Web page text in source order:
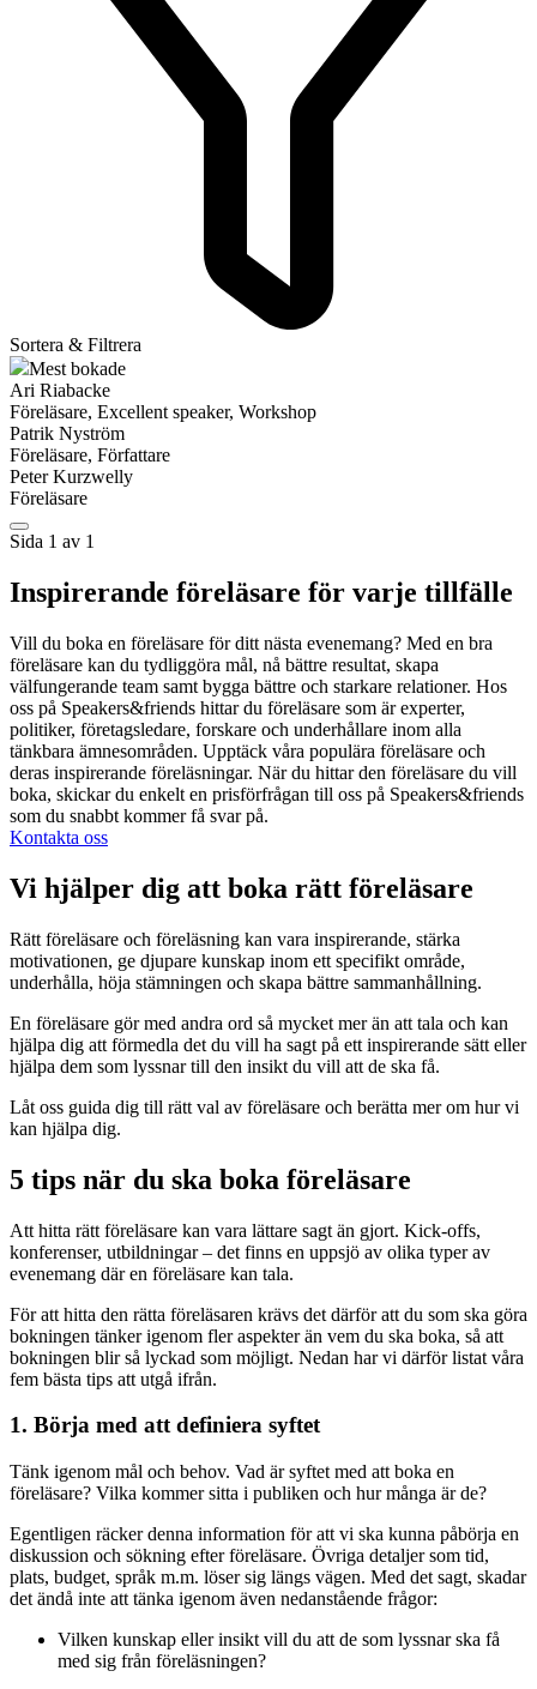
Sortera & Filtrera
Mest bokade
Ari Riabacke
Föreläsare, Excellent speaker, Workshop
Patrik Nyström
Föreläsare, Författare
Peter Kurzwelly
Föreläsare
Sida 1 av 1
Inspirerande föreläsare för varje tillfälle
Vill du boka en föreläsare för ditt nästa evenemang? Med en bra
föreläsare kan du tydliggöra mål, nå bättre resultat, skapa
välfungerande team samt bygga bättre och starkare relationer. Hos
oss på Speakers&friends hittar du föreläsare som är experter,
politiker, företagsledare, forskare och underhållare inom alla
tänkbara ämnesområden. Upptäck våra populära föreläsare och
deras inspirerande föreläsningar. När du hittar den föreläsare du vill
boka, skickar du enkelt en prisförfrågan till oss på Speakers&friends
som du snabbt kommer få svar på.
Kontakta oss
Vi hjälper dig att boka rätt föreläsare
Rätt föreläsare och föreläsning kan vara inspirerande, stärka
motivationen, ge djupare kunskap inom ett specifikt område,
underhålla, höja stämningen och skapa bättre sammanhållning.
En föreläsare gör med andra ord så mycket mer än att tala och kan
hjälpa dig att förmedla det du vill ha sagt på ett inspirerande sätt eller
hjälpa dem som lyssnar till den insikt du vill att de ska få.
Låt oss guida dig till rätt val av föreläsare och berätta mer om hur vi
kan hjälpa dig.
5 tips när du ska boka föreläsare
Att hitta rätt föreläsare kan vara lättare sagt än gjort. Kick-offs,
konferenser, utbildningar – det finns en uppsjö av olika typer av
evenemang där en föreläsare kan tala.
För att hitta den rätta föreläsaren krävs det därför att du som ska göra
bokningen tänker igenom fler aspekter än vem du ska boka, så att
bokningen blir så lyckad som möjligt. Nedan har vi därför listat våra
fem bästa tips att utgå ifrån.
1. Börja med att definiera syftet
Tänk igenom mål och behov. Vad är syftet med att boka en
föreläsare? Vilka kommer sitta i publiken och hur många är de?
Egentligen räcker denna information för att vi ska kunna påbörja en
diskussion och sökning efter föreläsare. Övriga detaljer som tid,
plats, budget, språk m.m. löser sig längs vägen. Med det sagt, skadar
det ändå inte att tänka igenom även nedanstående frågor:
Vilken kunskap eller insikt vill du att de som lyssnar ska få
med sig från föreläsningen?